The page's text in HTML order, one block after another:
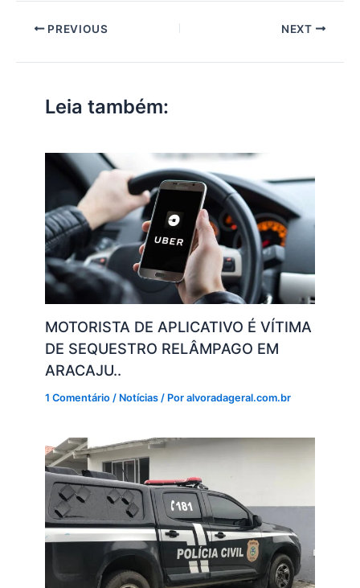
at
s
A
p
p
c
e
b
o
o
k
k
e
dI a Li
ar
e
PREVIOUS NEXT
Leia também:
MOTORISTA DE APLICATIVO É VÍTIMA
DE SEQUESTRO RELÂMPAGO EM
ARACAJU..
1 Comentário / Notícias / Poralvoradageral.com.br